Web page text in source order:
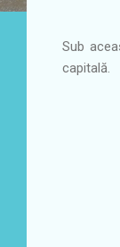
Sub
capitală.